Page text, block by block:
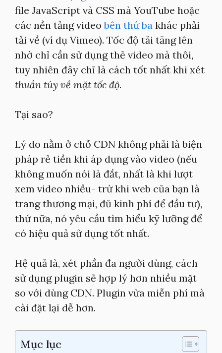
file JavaScript và CSS mà YouTube hoặc
các nền tảng videobên thứ ba khác phải
tải về (ví dụ Vimeo). Tốc độ tải tăng lên
nhờ chỉ cần sử dụng thẻ video mà thôi,
tuy nhiên đây chỉ là cách tốt nhất khi xét
thuần túy về mặt tốc độ.
Tại sao?
Lý do nằm ở chỗ CDN không phải là biện
pháp rẻ tiền khi áp dụng vào video (nếu
không muốn nói là đắt, nhất là khi lượt
xem video nhiều- trừ khi web của bạn là
trang thương mại, đủ kinh phí để đầu tư),
thứ nữa, nó yêu cầu tìm hiểu kỹ lưỡng để
có hiệu quả sử dụng tốt nhất.
Hệ quả là, xét phần đa người dùng, cách
sử dụng plugin sẽ hợp lý hơn nhiều mặt
so với dùng CDN. Plugin vừa miễn phí mà
cài đặt lại dễ hơn.
Mục lục